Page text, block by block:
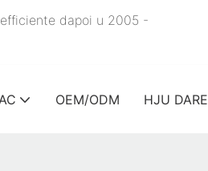
dapoi u 2005 -
OEM/ODM HJU DARE